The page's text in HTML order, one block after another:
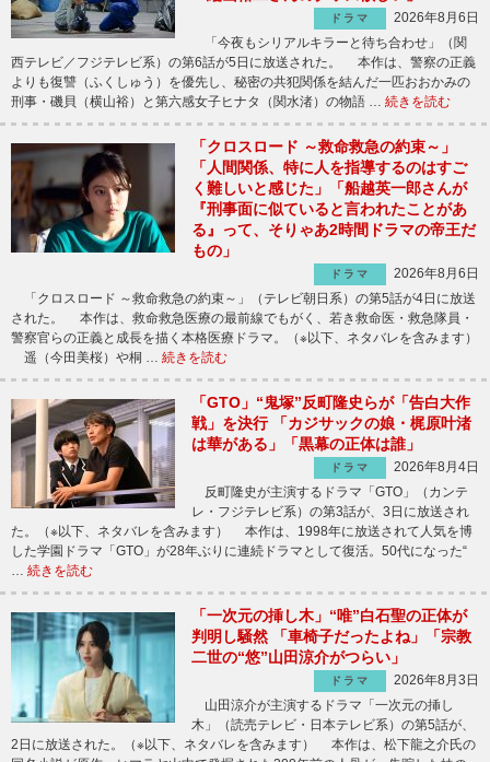
ドラマ
2026年8月6日
「今夜もシリアルキラーと待ち合わせ」（関
西テレビ／フジテレビ系）の第6話が5日に放送された。 本作は、警察の正義
よりも復讐（ふくしゅう）を優先し、秘密の共犯関係を結んだ一匹おおかみの
刑事・磯貝（横山裕）と第六感女子ヒナタ（関水渚）の物語 … 続きを読む
「クロスロード ～救命救急の約束～」
「人間関係、特に人を指導するのはすご
く難しいと感じた」「船越英一郎さんが
『刑事面に似ていると言われたことがあ
る』って、そりゃあ2時間ドラマの帝王だ
もの」
ドラマ
2026年8月6日
「クロスロード ～救命救急の約束～」（テレビ朝日系）の第5話が4日に放送
された。 本作は、救命救急医療の最前線でもがく、若き救命医・救急隊員・
警察官らの正義と成長を描く本格医療ドラマ。（※以下、ネタバレを含みます）
遥（今田美桜）や桐 … 続きを読む
「GTO」“鬼塚”反町隆史らが「告白大作
戦」を決行 「カジサックの娘・梶原叶渚
は華がある」「黒幕の正体は誰」
ドラマ
2026年8月4日
反町隆史が主演するドラマ「GTO」（カンテ
レ・フジテレビ系）の第3話が、3日に放送され
た。（※以下、ネタバレを含みます） 本作は、1998年に放送されて人気を博
した学園ドラマ「GTO」が28年ぶりに連続ドラマとして復活。50代になった“
続きを読む
「一次元の挿し木」“唯”白石聖の正体が
判明し騒然 「車椅子だったよね」「宗教
二世の“悠”山田涼介がつらい」
ドラマ
2026年8月3日
山田涼介が主演するドラマ「一次元の挿し
木」（読売テレビ・日本テレビ系）の第5話が、
2日に放送された。（※以下、ネタバレを含みます） 本作は、松下龍之介氏の